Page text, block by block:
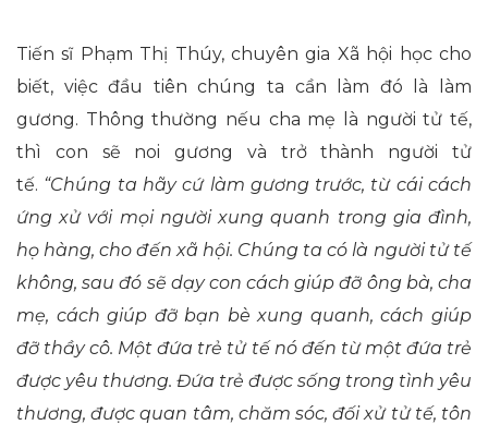
Tiến sĩ Phạm Thị Thúy, chuyên gia Xã hội học cho
biết, việc đầu tiên chúng ta cần làm đó là làm
gương. Thông thường nếu cha mẹ là người tử tế,
thì con sẽ noi gương và trở thành người tử
tế. “Chúng ta hãy cứ làm gương trước, từ cái cách
ứng xử với mọi người xung quanh trong gia đình,
họ hàng, cho đến xã hội. Chúng ta có là người tử tế
không, sau đó sẽ dạy con cách giúp đỡ ông bà, cha
mẹ, cách giúp đỡ bạn bè xung quanh, cách giúp
đỡ thầy cô. Một đứa trẻ tử tế nó đến từ một đứa trẻ
được yêu thương. Đứa trẻ được sống trong tình yêu
thương, được quan tâm, chăm sóc, đối xử tử tế, tôn